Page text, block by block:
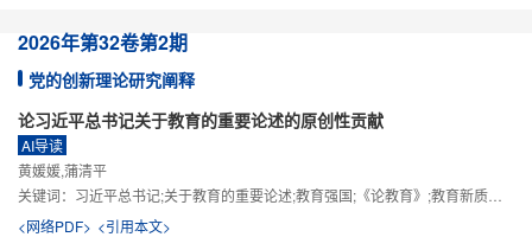
2026年第32卷第2期
党的创新理论研究阐释
论习近平总书记关于教育的重要论述的原创性贡献
AI导读
黄媛媛,蒲清平
关键词： 习近平总书记;关于教育的重要论述;教育强国;《论教育》;教育新质生产力;教育人工智能
<网络PDF> <引用本文>